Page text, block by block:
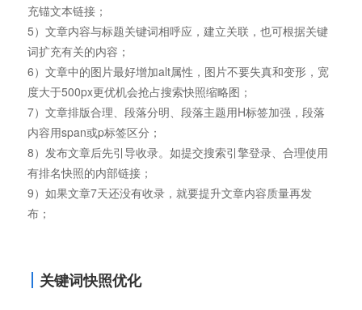
充锚文本链接；
5）文章内容与标题关键词相呼应，建立关联，也可根据关键
词扩充有关的内容；
6）文章中的图片最好增加alt属性，图片不要失真和变形，宽
度大于500px更优机会抢占搜索快照缩略图；
7）文章排版合理、段落分明、段落主题用H标签加强，段落
内容用span或p标签区分；
8）发布文章后先引导收录。如提交搜索引擎登录、合理使用
有排名快照的内部链接；
9）如果文章7天还没有收录，就要提升文章内容质量再发
布；
关键词快照优化